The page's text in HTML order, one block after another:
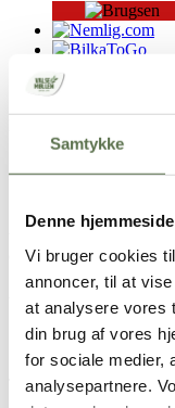
Samtykke
Denne
Vi bruger cookies
annoncer, til at
at analysere vores
din brug af vores
for sociale medier,
analysepartnere.
Ingredienser
Sukker,hvedemel,
, vaniljesukker
chokoladearoma,
Alle E-numre i dette
Opbevaring
Tørt, ikke for varmt og